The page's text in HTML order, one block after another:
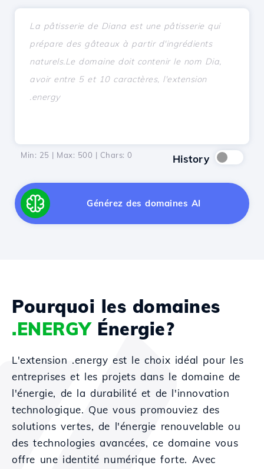
Min: 25 | Max: 500 | Chars: 0 History
Générez des domaines AI
Pourquoi les domaines
.ENERGYÉnergie?
L'extension .energy est le choix idéal pour les
entreprises et les projets dans le domaine de
l'énergie, de la durabilité et de l'innovation
technologique. Que vous promouviez des
solutions vertes, de l'énergie renouvelable ou
des technologies avancées, ce domaine vous
offre une identité numérique forte. Avec